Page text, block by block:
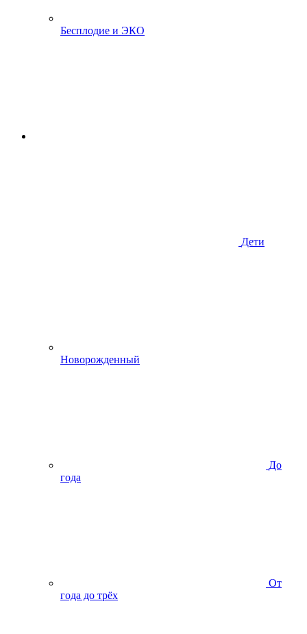
Бесплодие и ЭКО
Дети
Новорожденный
До
года
От
года до трёх